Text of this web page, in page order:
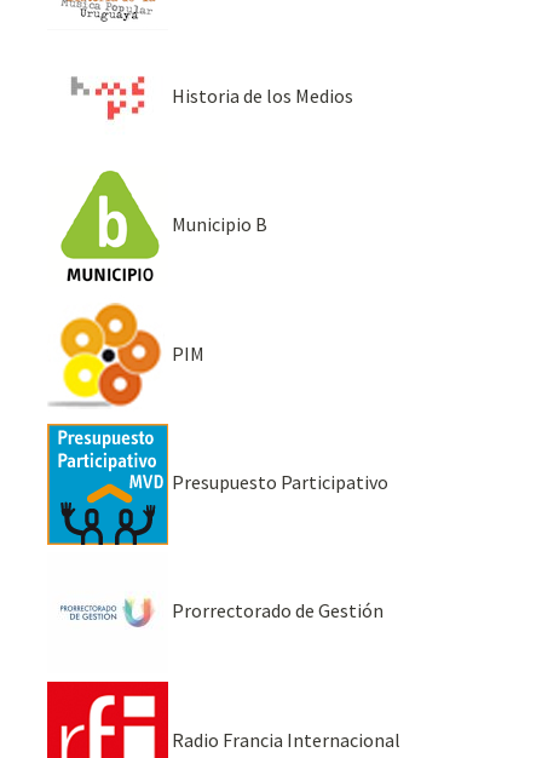
Historia de los Medios
Municipio B
PIM
Presupuesto Participativo
Prorrectorado de Gestión
Radio Francia Internacional